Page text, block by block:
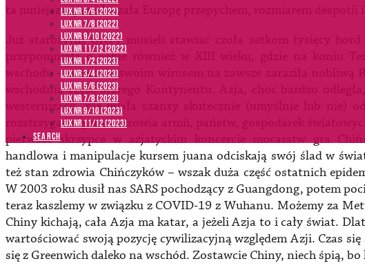
LUX NR 5/6 (2022)
LUX NR 7/8 (2022)
LUX nr 9/10 (2022)
LUX NR 11/12 (2022)
LUX NR 1/2 (2023)
LUX NR 3/4 (2023)
LUX NR 5/6 (2023)
LUX NR 7/8 (2023)
LUX NR 9/10 (2023)
LUX NR 11/12 (2023)
SEARCH
ta mniejsza, przytłaczała Europę przepychem, rozmiarem despotii
Już starożytni Grecy musieli stawiać czoła setkom tysięcy
przypomniała o sobie również w XIII wieku, gdzie na koniu
wschodu – wówczas swoim wirusem na zawsze zaraziła nobliwą
wschodnią część Starego Kontynentu. Azja, choć bardzo
westernizacji, nie miała szansy skutecznie (umyślnie lub nie)
rozstrzygać się stan zdrowia armii, państw, gospodarek
pierwsze skrzypce w azjatyckim koncercie mocarstw gra
handlowa i manipulacje kursem juana odciskają swój ślad w
też stan zdrowia Chińczyków – wszak duża część ostatnich
W 2003 roku dusił nas SARS pochodzący z Guangdong, potem
teraz kaszlemy w związku z COVID-19 z Wuhanu. Możemy za
Chiny kichają, cała Azja ma katar, a jeżeli Azja to i cały świat.
wartościować swoją pozycję cywilizacyjną względem Azji. Czas
się z Greenwich daleko na wschód. Zostawcie Chiny, niech śpią,